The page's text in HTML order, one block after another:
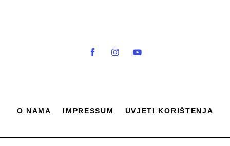
O NAMA IMPRESSUM UVJETI KORIŠTENJA